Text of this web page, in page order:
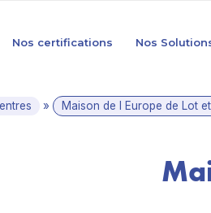
Nos certifications Nos
» Maison de l Europe de Lot